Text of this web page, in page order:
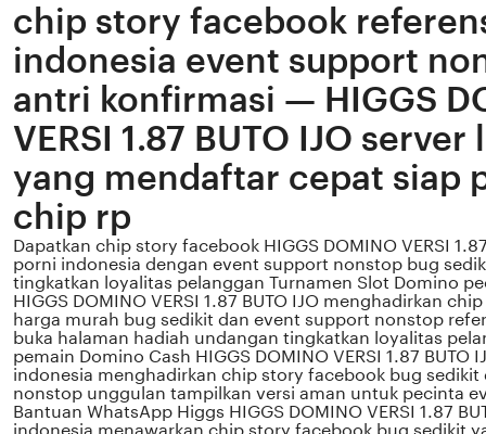
chip story facebook
indonesia event support
antri konfirmasi — HIGGS
VERSI 1.87 BUTO IJO
yang mendaftar cepat siap
chip rp
Dapatkan chip story facebook HIGGS DOMINO VERSI
porni indonesia dengan event support nonstop bug
tingkatkan loyalitas pelanggan Turnamen Slot Domino
HIGGS DOMINO VERSI 1.87 BUTO IJO menghadirkan
harga murah bug sedikit dan event support nonstop
buka halaman hadiah undangan tingkatkan loyalitas
pemain Domino Cash HIGGS DOMINO VERSI 1.87 BUTO
indonesia menghadirkan chip story facebook bug
nonstop unggulan tampilkan versi aman untuk pecinta
Bantuan WhatsApp Higgs HIGGS DOMINO VERSI 1.87
indonesia menawarkan chip story facebook bug sedikit